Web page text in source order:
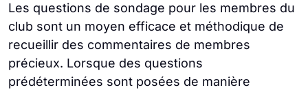
Les questions de sondage pour les membres du
club sont un moyen efficace et méthodique de
recueillir des commentaires de membres
précieux. Lorsque des questions
prédéterminées sont posées de manière